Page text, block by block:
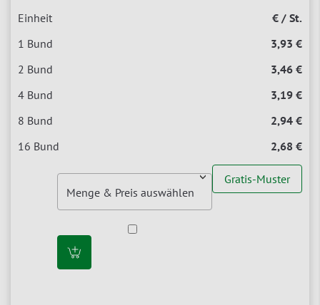
€ / St.
3,93 €
3,46 €
3,19 €
2,94 €
2,68 €
Gratis-Muster